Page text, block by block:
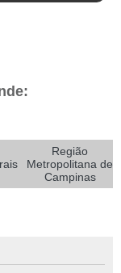
Região
Metropolitana de
Campinas